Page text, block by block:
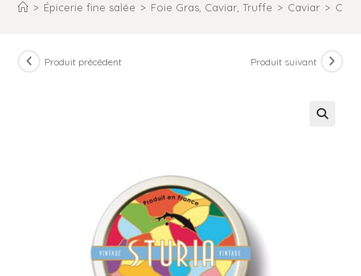
> Épicerie fine salée > Foie Gras, Caviar, Truffe > Caviar >
Produit précédent Produit suivant